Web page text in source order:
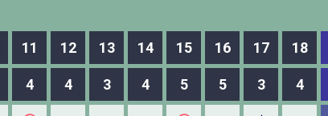
11 12 13 14 15 16 17 18
4 4 3 4 5 5 3 4